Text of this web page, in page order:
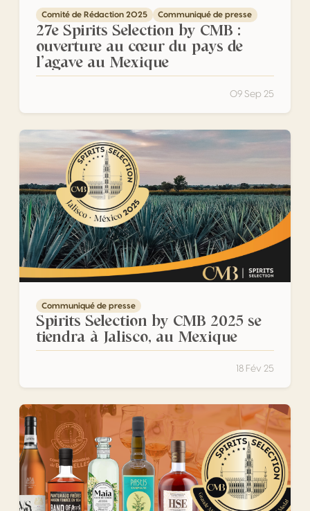
Comité de Rédaction 2025 Communiqué de presse
27e Spirits Selection by CMB :
ouverture au cœur du pays de
l’agave au Mexique
09 Sep 25
Spirits Selection by CMB 2025 se tiendra à Jalisco, au
Communiqué de presse
Spirits Selection by CMB 2025 se
tiendra à Jalisco, au Mexique
18 Fév 25
26ème Spirits Selection by CMB : la France remporte